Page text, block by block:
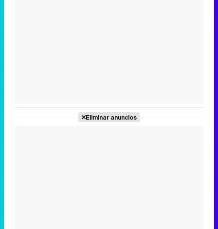
Eliminar anuncios